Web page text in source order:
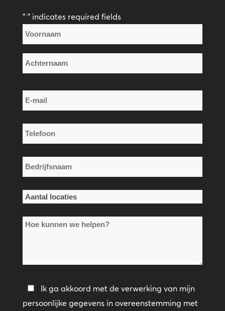
"*" indicates required fields
Naam
*
Voornaam
E-
mail
*
Telefoon
*
Bedrijfsnaam
*
Aantal
*Hoe
helpen?
Privacybeleid
*
Ik ga akkoord met de verwerking van mijn
persoonlijke gegevens in overeenstemming met